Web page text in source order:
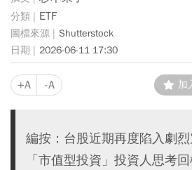
ETF
Shutterstock
2026-06-11 17:30
+A -A 加
編按：台股近期再度陷入劇
「市值型投資」投資人思考